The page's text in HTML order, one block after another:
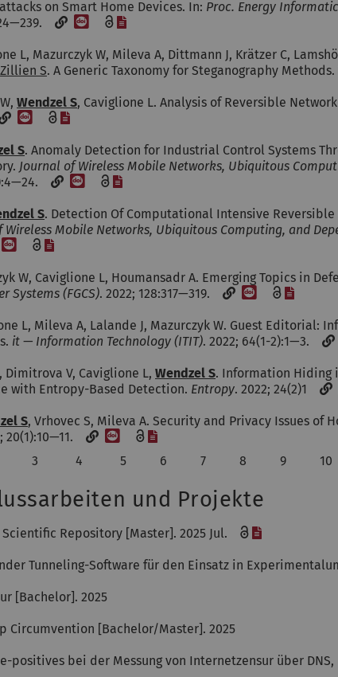
on Smart Home Devices. In: Proc. Energy
[DOI]
L, Mazurczyk W, Mileva A, Dittmann J, Krätzer C,
Zillien S. A Generic Taxonomy for Steganography Methods.
Wendzel S, Caviglione L. Analysis of Reversible
[DOI]
S. Anomaly Detection for Industrial Control Systems
Journal of Wireless Mobile Networks, Ubiquitous
[DOI]
S. Detection Of Computational Intensive Reversible
Wireless Mobile Networks, Ubiquitous Computing, and
[DOI]
W, Caviglione L, Houmansadr A. Emerging Topics in
Systems (FGCS). 2022; 128:317—319. [DOI]
L, Mileva A, Lalande J, Mazurczyk W. Guest Editorial:
it — Information Technology (ITIT). 2022; 64(1-2):1—3.
Dimitrova V, Caviglione L, Wendzel S. Information Hiding
with Entropy-Based Detection. Entropy. 2022; 24(2)1
S, Vrhovec S, Mileva A. Security and Privacy Issues of
20(1):10—11. [DOI]
3 4 5 6 7 8 9 10
und Projekte
Scientific Repository [Master]. 2025 Jul.
Tunneling-Software für den Einsatz in
[Bachelor]. 2025
Circumvention [Bachelor/Master]. 2025
positives bei der Messung von Internetzensur über DNS,